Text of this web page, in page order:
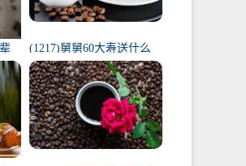
世
(1217)舅舅60大寿送什么
礼物（舅舅60岁十大最佳
礼物排行榜）